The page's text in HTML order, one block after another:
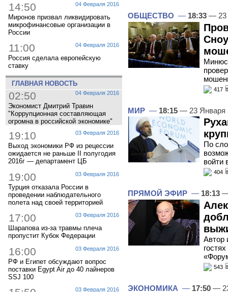
04 Февраля 2016
14:50
Миронов призвал ликвидировать
микрофинансовые организации в
России
04 Февраля 2016
11:00
Россия сделала европейскую
ставку
ГЛАВНАЯ НОВОСТЬ
04 Февраля 2016
02:50
Экономист Дмитрий Травин
"Коррупционная составляющая
огромна в российской экономике"
03 Февраля 2016
19:10
Выход экономики РФ из рецессии
ожидается не раньше II полугодия
2016г — департамент ЦБ
03 Февраля 2016
19:00
Турция отказала России в
проведении наблюдательного
полета над своей территорией
03 Февраля 2016
17:00
Шарапова из-за травмы плеча
пропустит Кубок Федерации
03 Февраля 2016
16:00
РФ и Египет обсуждают вопрос
поставки Egypt Air до 40 лайнеров
SSJ 100
03 Февраля 2016
ОБЩЕСТВО — 18:33 — 23
417
МИР — 18:15 — 23 Января
По
войти
404
ПРЯМОЙ ЭФИР — 18:13 —
Автор
543
ЭКОНОМИКА — 17:50 —